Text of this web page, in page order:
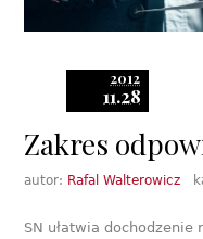
2012
11.28
Zakres
autor: Rafal Walterowicz
SN ułatwia dochodzenie